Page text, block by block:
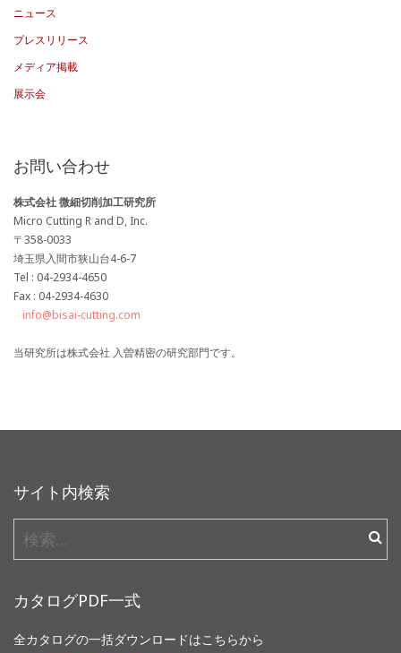
ニュース
プレスリリース
メディア掲載
展示会
お問い合わせ
株式会社 微細切削加工研究所
Micro Cutting R and D, Inc.
〒358-0033
埼玉県入間市狭山台4-6-7
Tel : 04-2934-4650
Fax : 04-2934-4630
info@bisai-cutting.com
当研究所は株式会社 入曽精密の研究部門です。
サイト内検索
検
索:
カタログPDF一式
全カタログの一括ダウンロードはこちらから